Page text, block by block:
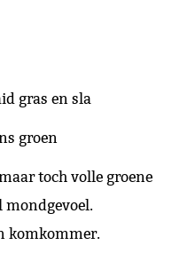
gras en sla
groen
toch volle groene
mondgevoel.
komkommer.